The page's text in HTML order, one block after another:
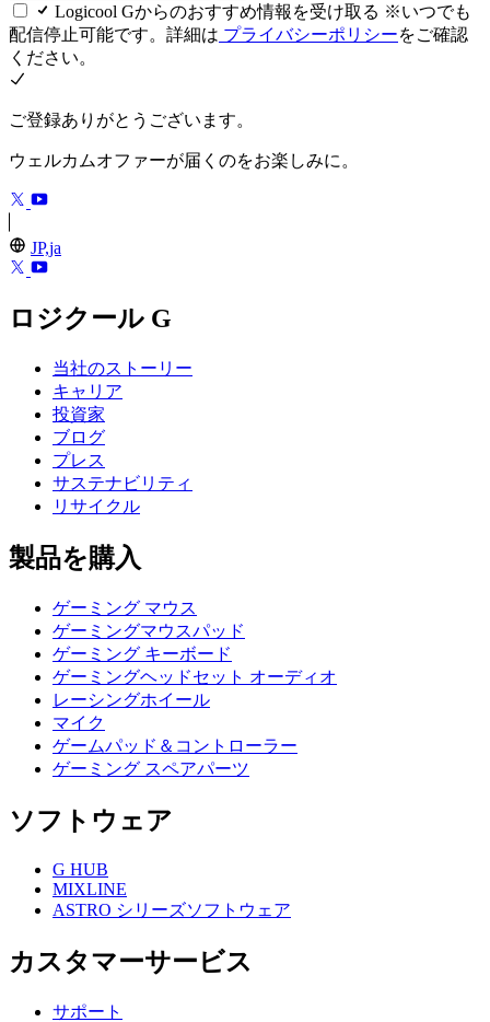
Logicool Gからのおすすめ情報を受け取る ※いつでも
配信停止可能です。詳細は プライバシーポリシーをご確認
ください。
ご登録ありがとうございます。
ウェルカムオファーが届くのをお楽しみに。
JP,ja
ロジクール G
当社のストーリー
キャリア
投資家
ブログ
プレス
サステナビリティ
リサイクル
製品を購入
ゲーミング マウス
ゲーミングマウスパッド
ゲーミング キーボード
ゲーミングヘッドセット オーディオ
レーシングホイール
マイク
ゲームパッド＆コントローラー
ゲーミング スペアパーツ
ソフトウェア
G HUB
MIXLINE
ASTRO シリーズソフトウェア
カスタマーサービス
サポート